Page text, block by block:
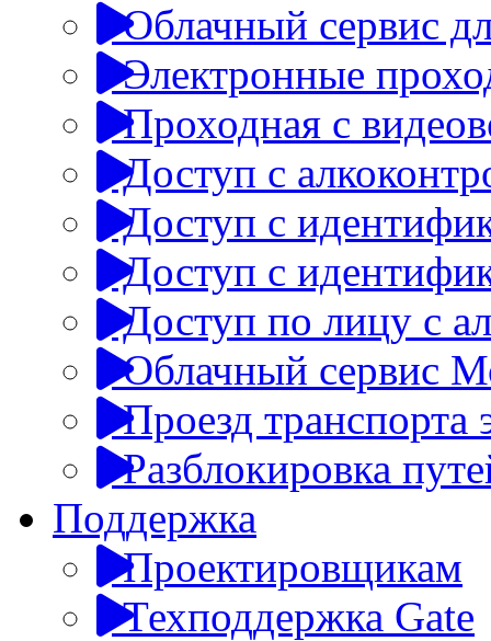
Облачный сервис
Электронные
Проходная с
Доступ с
Доступ с
Доступ с
Доступ по лицу с
Облачный сервис
Проезд транспорта
Разблокировка
Поддержка
Проектировщикам
Техподдержка Gate